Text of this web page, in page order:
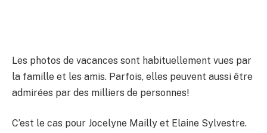
Les photos de vacances sont habituellement vues par
la famille et les amis. Parfois, elles peuvent aussi être
admirées par des milliers de personnes!
C’est le cas pour Jocelyne Mailly et Elaine Sylvestre.